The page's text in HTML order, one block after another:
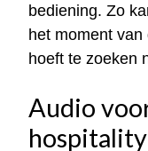
bediening. Zo
het moment
hoeft te zoeken
Audio
hospitality